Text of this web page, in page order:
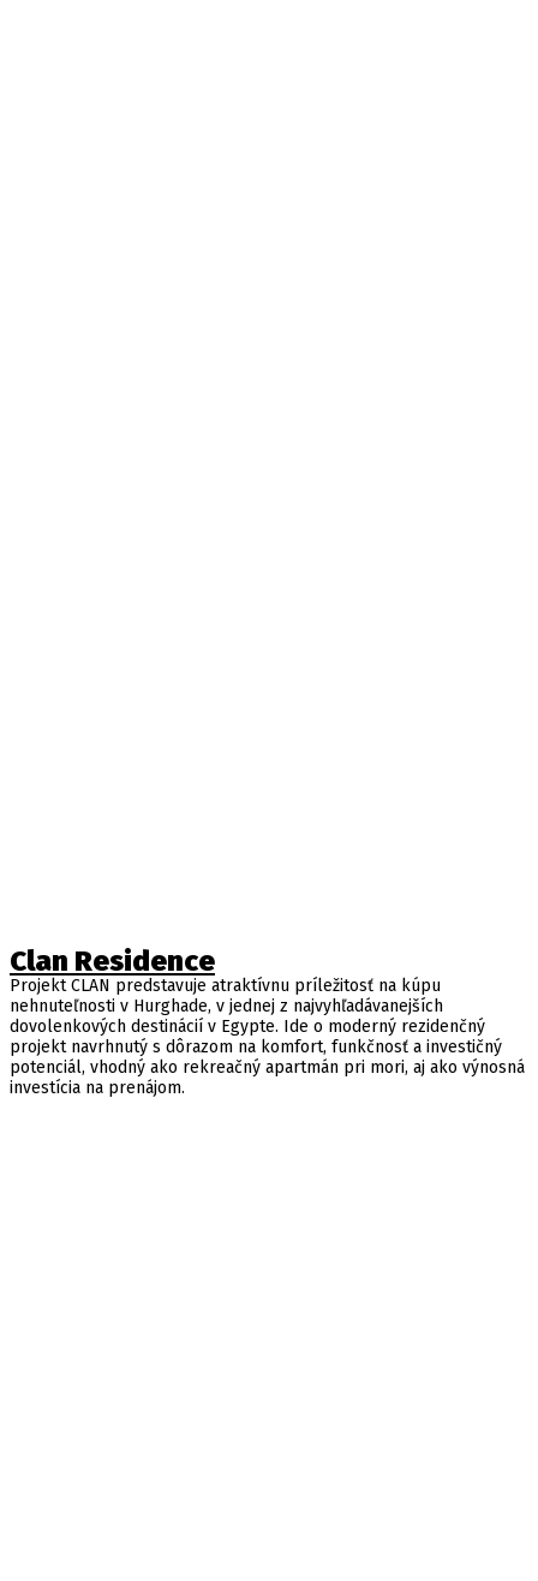
Clan Residence
Projekt CLAN predstavuje atraktívnu príležitosť na kúpu
nehnuteľnosti v Hurghade, v jednej z najvyhľadávanejších
dovolenkových destinácií v Egypte. Ide o moderný rezidenčný
projekt navrhnutý s dôrazom na komfort, funkčnosť a investičný
potenciál, vhodný ako rekreačný apartmán pri mori, aj ako výnosná
investícia na prenájom.